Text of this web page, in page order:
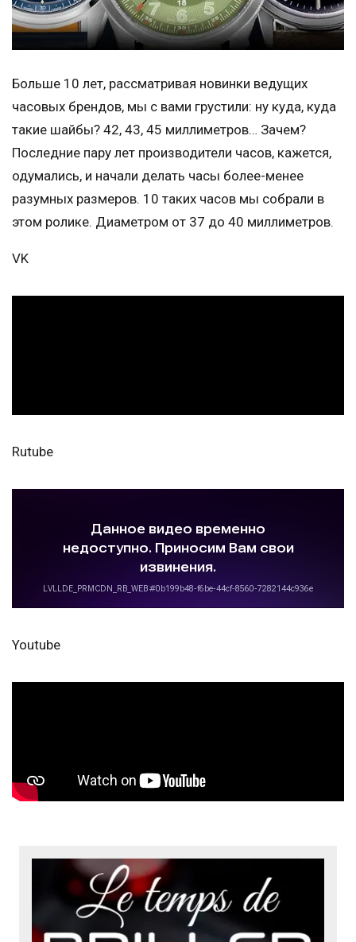
Больше 10 лет, рассматривая новинки ведущих
часовых брендов, мы с вами грустили: ну куда, куда
такие шайбы? 42, 43, 45 миллиметров… Зачем?
Последние пару лет производители часов, кажется,
одумались, и начали делать часы более-менее
разумных размеров. 10 таких часов мы собрали в
этом ролике. Диаметром от 37 до 40 миллиметров.
VK
Rutube
Youtube